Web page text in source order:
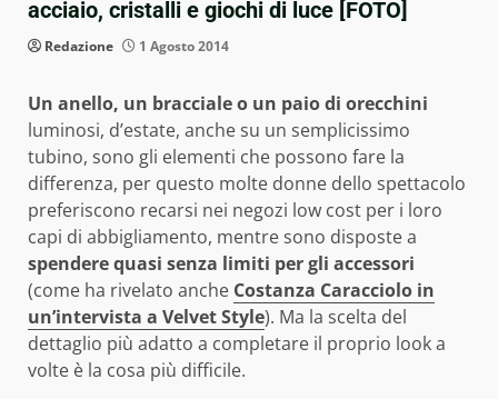
acciaio, cristalli e giochi di luce [FOTO]
Redazione 1 Agosto 2014
Un anello, un bracciale o un paio di orecchini
luminosi, d’estate, anche su un semplicissimo
tubino, sono gli elementi che possono fare la
differenza, per questo molte donne dello spettacolo
preferiscono recarsi nei negozi low cost per i loro
capi di abbigliamento, mentre sono disposte a
spendere quasi senza limiti per gli accessori
(come ha rivelato anche Costanza Caracciolo in
un’intervista a Velvet Style). Ma la scelta del
dettaglio più adatto a completare il proprio look a
volte è la cosa più difficile.